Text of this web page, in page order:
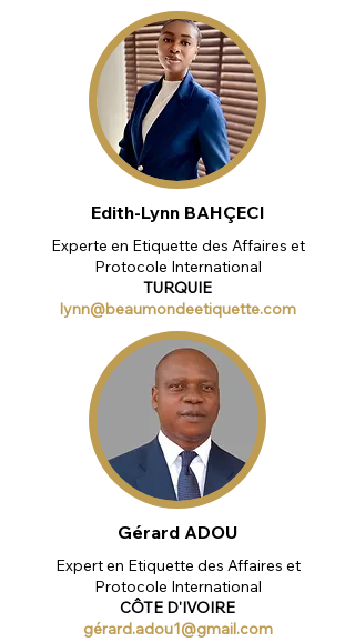
Edith-Lynn BAHÇECI
Experte en Etiquette des Affaires et
Protocole International
TURQUIE
lynn@beaumondeetiquette.com
Gérard ADOU
Expert en Etiquette des Affaires et
Protocole International
CÔTE D'IVOIRE
gérard.adou1@gmail.com